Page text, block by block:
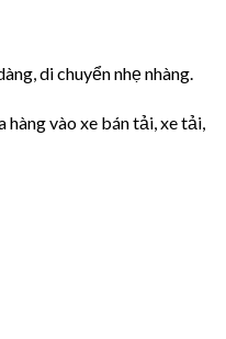
di chuyển nhẹ nhàng.
hàng vào xe bán tải, xe tải,